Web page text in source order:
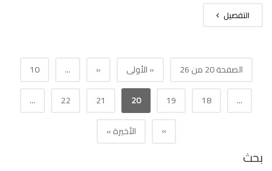
التفصيل
الصفحة 20 من 26 « الأولى «
...
10
...
18
19
20
21
22
...
»
الأخيرة »
بحث